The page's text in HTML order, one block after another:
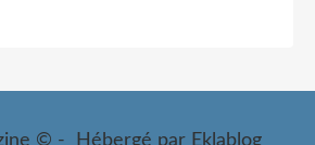
© - Hébergé par Eklablog